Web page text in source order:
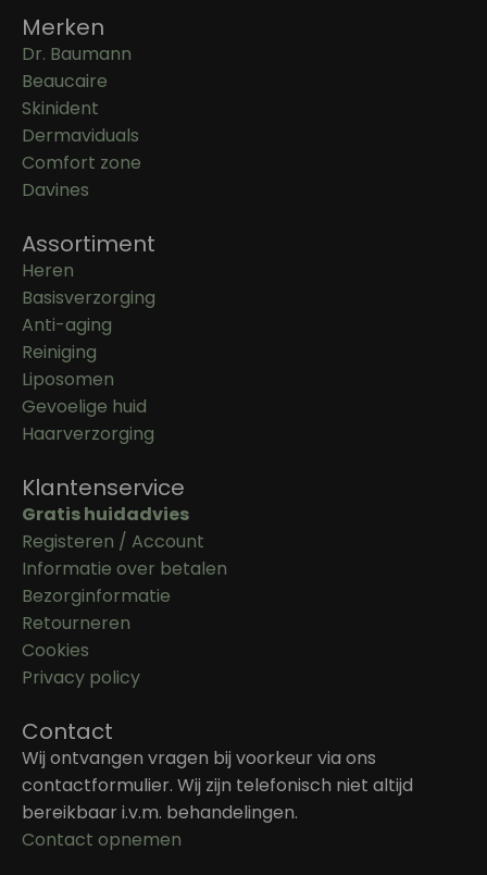
Merken
Dr. Baumann
Beaucaire
Skinident
Dermaviduals
Comfort zone
Davines
Assortiment
Heren
Basisverzorging
Anti-aging
Reiniging
Liposomen
Gevoelige huid
Haarverzorging
Klantenservice
Gratis huidadvies
Registeren / Account
Informatie over betalen
Bezorginformatie
Retourneren
Cookies
Privacy policy
Contact
Wij ontvangen vragen bij voorkeur via ons
contactformulier. Wij zijn telefonisch niet altijd
bereikbaar i.v.m. behandelingen.
Contact opnemen